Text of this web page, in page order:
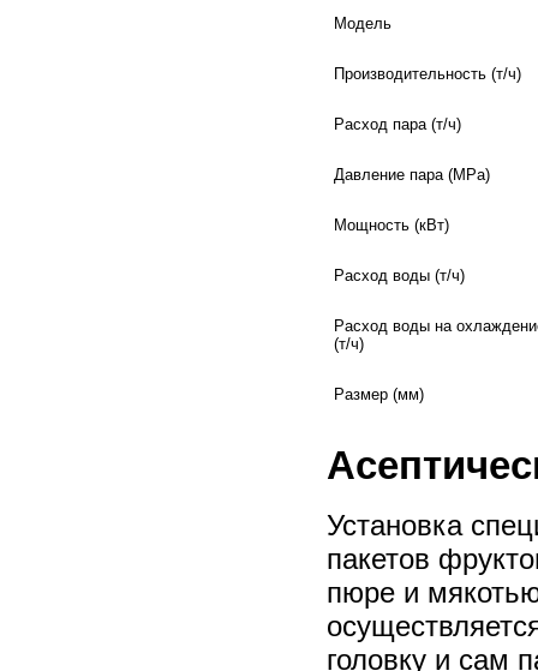
Модель
Производительность (т/ч)
Расход пара (т/ч)
Давление пара (MPa)
Мощность (кВт)
Расход воды (т/ч)
Расход воды на
(т/ч)
Размер (мм)
Установка
пакетов
пюре и
головку и сам